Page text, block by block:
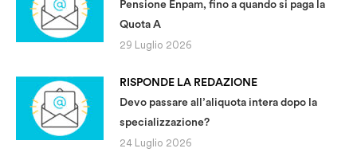
Pensione Enpam, fino a quando si paga la
Quota A
29 Luglio 2026
RISPONDE LA REDAZIONE
Devo passare all’aliquota intera dopo la
specializzazione?
24 Luglio 2026